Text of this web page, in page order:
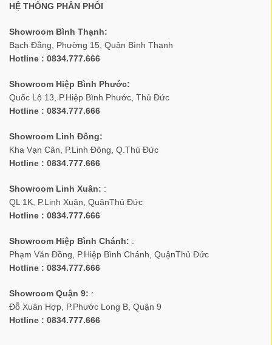
HỆ THỐNG PHÂN PHỐI
Showroom Bình Thạnh:
Bạch Đằng, Phường 15, Quận Bình Thạnh
Hotline : 0834.777.666
Showroom Hiệp Bình Phước:
Quốc Lộ 13, P.Hiệp Bình Phước, Thủ Đức
Hotline : 0834.777.666
Showroom Linh Đông:
Kha Vạn Cân, P.Linh Đông, Q.Thủ Đức
Hotline : 0834.777.666
Showroom Linh Xuân: :
QL 1K, P.Linh Xuân, QuậnThủ Đức
Hotline : 0834.777.666
Showroom Hiệp Bình Chánh: :
Phạm Văn Đồng, P.Hiệp Bình Chánh, QuậnThủ Đức
Hotline : 0834.777.666
Showroom Quận 9: :
Đỗ Xuân Hợp, P.Phước Long B, Quận 9
Hotline : 0834.777.666